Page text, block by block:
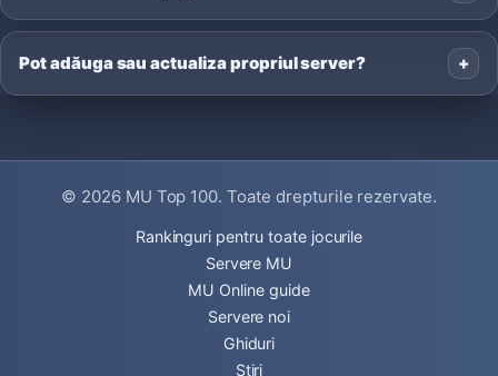
Pot adăuga sau actualiza propriul server?
© 2026 MU Top 100. Toate drepturile rezervate.
Rankinguri pentru toate jocurile
Servere MU
MU Online guide
Servere noi
Ghiduri
Știri